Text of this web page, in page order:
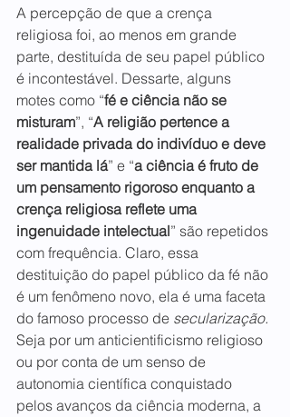
A percepção de que a crença
religiosa foi, ao menos em grande
parte, destituída de seu papel público
é incontestável. Dessarte, alguns
motes como “fé e ciência não se
misturam”, “A religião pertence a
realidade privada do indivíduo e deve
ser mantida lá” e “a ciência é fruto de
um pensamento rigoroso enquanto a
crença religiosa reflete uma
ingenuidade intelectual” são repetidos
com frequência. Claro, essa
destituição do papel público da fé não
é um fenômeno novo, ela é uma faceta
do famoso processo de secularização.
Seja por um anticientificismo religioso
ou por conta de um senso de
autonomia científica conquistado
pelos avanços da ciência moderna, a